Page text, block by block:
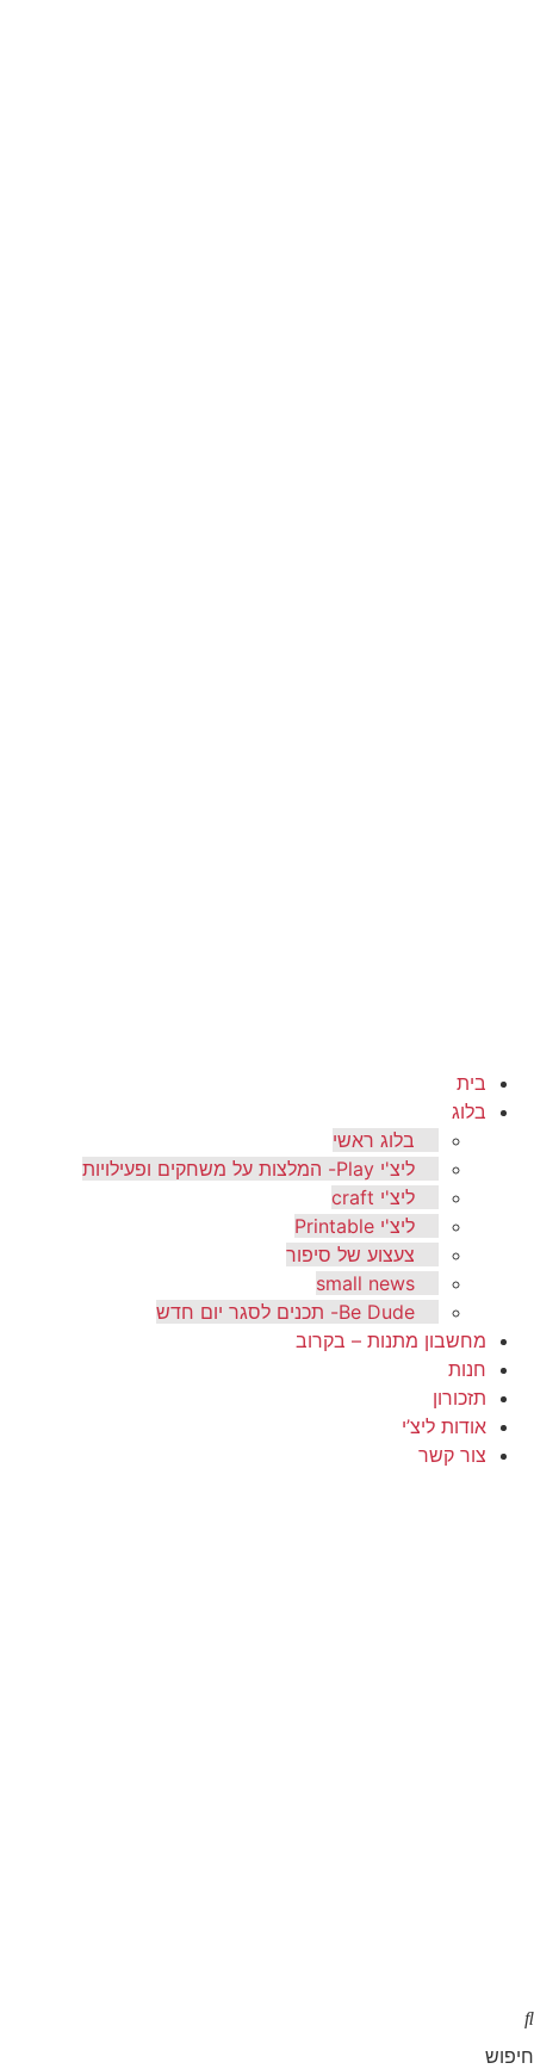
בית
בלוג
בלוג ראשי
ליצ'י Play- המלצות על משחקים ופעילויות
ליצ'י craft
ליצ'י Printable
צעצוע של סיפור
small news
Be Dude- תכנים לסגר יום חדש
מחשבון מתנות – בקרוב
חנות
תזכורון
אודות ליצ’י
צור קשר
חיפוש